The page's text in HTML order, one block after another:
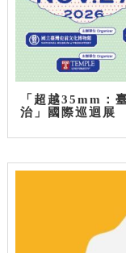
「超越35mm：
治」國際巡迴展